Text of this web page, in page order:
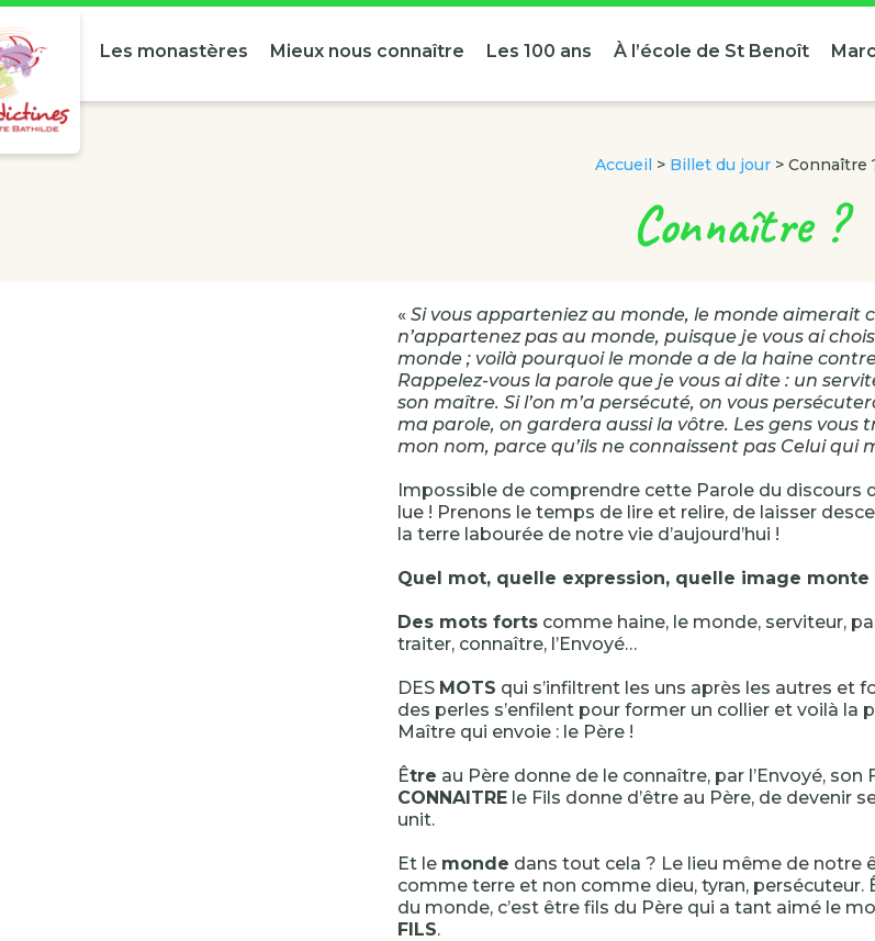
Les monastères Mieux nous connaître Les 100 ans À l’école de St Benoît
Accueil > Billet du jour > Connaître
Connaître ?
« Si vous apparteniez au monde, le monde aimerait
n’appartenez pas au monde, puisque je vous ai
monde ; voilà pourquoi le monde a de la haine
Rappelez-vous la parole que je vous ai dite : un
son maître. Si l’on m’a persécuté, on vous
ma parole, on gardera aussi la vôtre. Les gens vous
mon nom, parce qu’ils ne connaissent pas Celui qui
Impossible de comprendre cette Parole du discours
lue ! Prenons le temps de lire et relire, de laisser
la terre labourée de notre vie d’aujourd’hui !
Quel mot, quelle expression, quelle image monte
Des mots forts comme haine, le monde, serviteur,
traiter, connaître, l’Envoyé…
DES MOTS qui s’infiltrent les uns après les autres et
des perles s’enfilent pour former un collier et voilà la
Maître qui envoie : le Père !
Être au Père donne de le connaître, par l’Envoyé, son
CONNAITRE le Fils donne d’être au Père, de devenir
unit.
Et le monde dans tout cela ? Le lieu même de notre
comme terre et non comme dieu, tyran, persécuteur.
du monde, c’est être fils du Père qui a tant aimé le
FILS.